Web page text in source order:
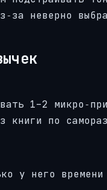
неверно
1–2
книги по
у него